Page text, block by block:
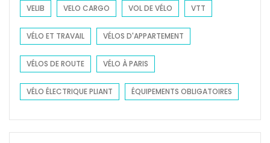
VELIB VELO CARGO VOL DE VÉLO VTT
VÉLO ET TRAVAIL VÉLOS D'APPARTEMENT
VÉLOS DE ROUTE VÉLO À PARIS
VÉLO ÉLECTRIQUE PLIANT ÉQUIPEMENTS OBLIGATOIRES